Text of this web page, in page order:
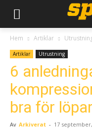
Hem Artiklar
Artiklar Utrustning
6
bra för
Av Arkiverat - 17